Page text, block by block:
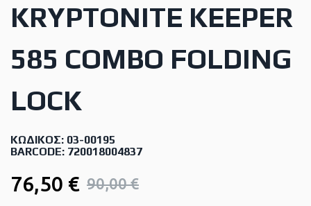
KRYPTONITE KEEPER
585 COMBO FOLDING
LOCK
ΚΩΔΙΚΌΣ: 03-00195
BARCODE: 720018004837
76,50 € 90,00 €